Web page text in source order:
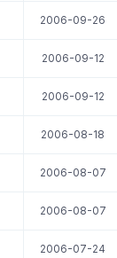
2006-09-26
2006-09-12
2006-09-12
2006-08-18
2006-08-07
2006-08-07
2006-07-24